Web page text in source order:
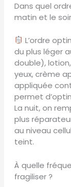
Dans quel
matin et le
L’ordre
du plus léger
double),
yeux, crème
appliquée
permet
La nuit, on
plus
au niveau
teint.
À quelle
fragiliser ?